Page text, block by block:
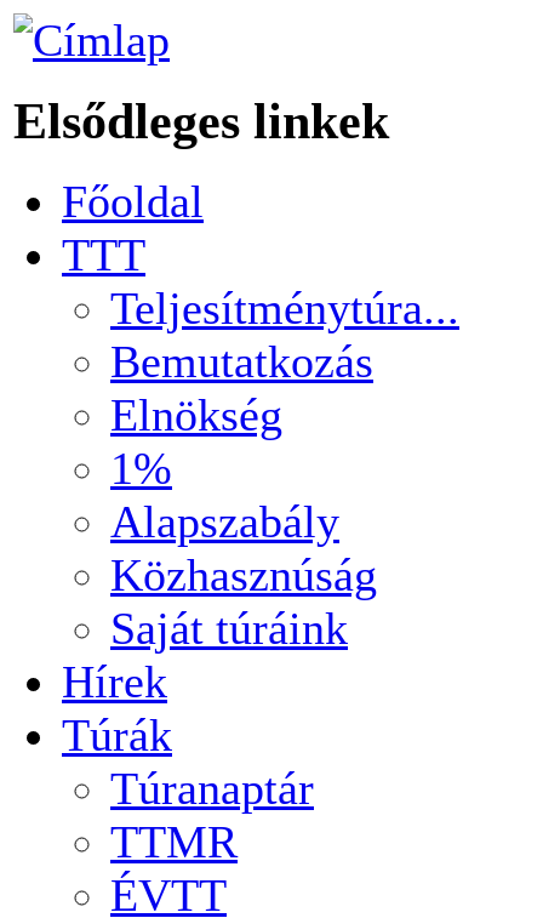
Elsődleges linkek
Főoldal
TTT
Teljesítménytúra...
Bemutatkozás
Elnökség
1%
Alapszabály
Közhasznúság
Saját túráink
Hírek
Túrák
Túranaptár
TTMR
ÉVTT